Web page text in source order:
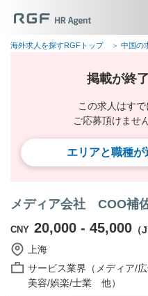
海外求人を探すRGFトップ 中国の
掲載が終
この求人はす
ご応募頂けませ
エリアと職種
メディア会社 COO補
CNY 20,000 - 45,000
上海
サービス業界（メディア/
美容/娯楽/士業 他）